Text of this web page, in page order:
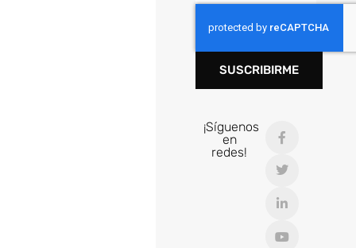
SUSCRIBIRME
¡Síguenos
en
redes!